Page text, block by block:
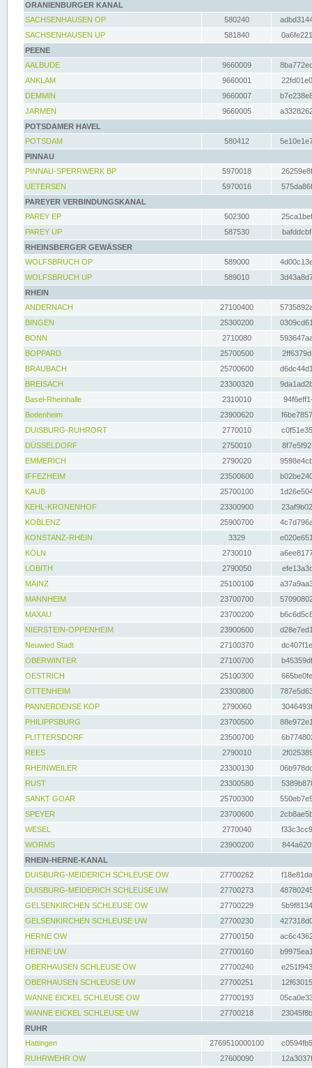
ORANIENBURGER KANAL
SACHSENHAUSEN OP
580240
SACHSENHAUSEN UP
581840
PEENE
AALBUDE
9660009
ANKLAM
9660001
DEMMIN
9660007
JARMEN
9660005
POTSDAMER HAVEL
POTSDAM
580412
PINNAU
PINNAU-SPERRWERK BP
5970018
UETERSEN
5970016
PAREYER VERBINDUNGSKANAL
PAREY EP
502300
PAREY UP
587530
RHEINSBERGER GEWÄSSER
WOLFSBRUCH OP
589000
WOLFSBRUCH UP
589010
RHEIN
ANDERNACH
27100400
BINGEN
25300200
BONN
2710080
BOPPARD
25700500
BRAUBACH
25700600
BREISACH
23300320
Basel-Rheinhalle
2310010
Bodenheim
23900620
DUISBURG-RUHRORT
2770010
DÜSSELDORF
2750010
EMMERICH
2790020
IFFEZHEIM
23500600
KAUB
25700100
KEHL-KRONENHOF
23300900
KOBLENZ
25900700
KONSTANZ-RHEIN
3329
KÖLN
2730010
LOBITH
2790050
MAINZ
25100100
MANNHEIM
23700700
MAXAU
23700200
NIERSTEIN-OPPENHEIM
23900600
Neuwied Stadt
27100370
OBERWINTER
27100700
OESTRICH
25100300
OTTENHEIM
23300800
PANNERDENSE KOP
2790060
PHILIPPSBURG
23700500
PLITTERSDORF
23500700
REES
2790010
RHEINWEILER
23300130
RUST
23300580
SANKT GOAR
25700300
SPEYER
23700600
WESEL
2770040
WORMS
23900200
RHEIN-HERNE-KANAL
DUISBURG-MEIDERICH SCHLEUSE OW
27700262
DUISBURG-MEIDERICH SCHLEUSE UW
27700273
GELSENKIRCHEN SCHLEUSE OW
27700229
GELSENKIRCHEN SCHLEUSE UW
27700230
HERNE OW
27700150
HERNE UW
27700160
OBERHAUSEN SCHLEUSE OW
27700240
OBERHAUSEN SCHLEUSE UW
27700251
WANNE EICKEL SCHLEUSE OW
27700193
WANNE EICKEL SCHLEUSE UW
27700218
RUHR
Hattingen
2769510000100
RUHRWEHR OW
27600090